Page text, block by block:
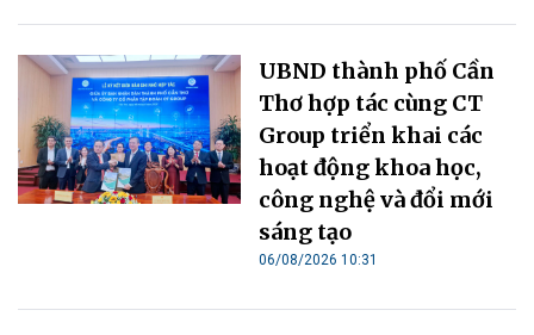
UBND thành phố Cần
Thơ hợp tác cùng CT
Group triển khai các
hoạt động khoa học,
công nghệ và đổi mới
sáng tạo
06/08/2026 10:31